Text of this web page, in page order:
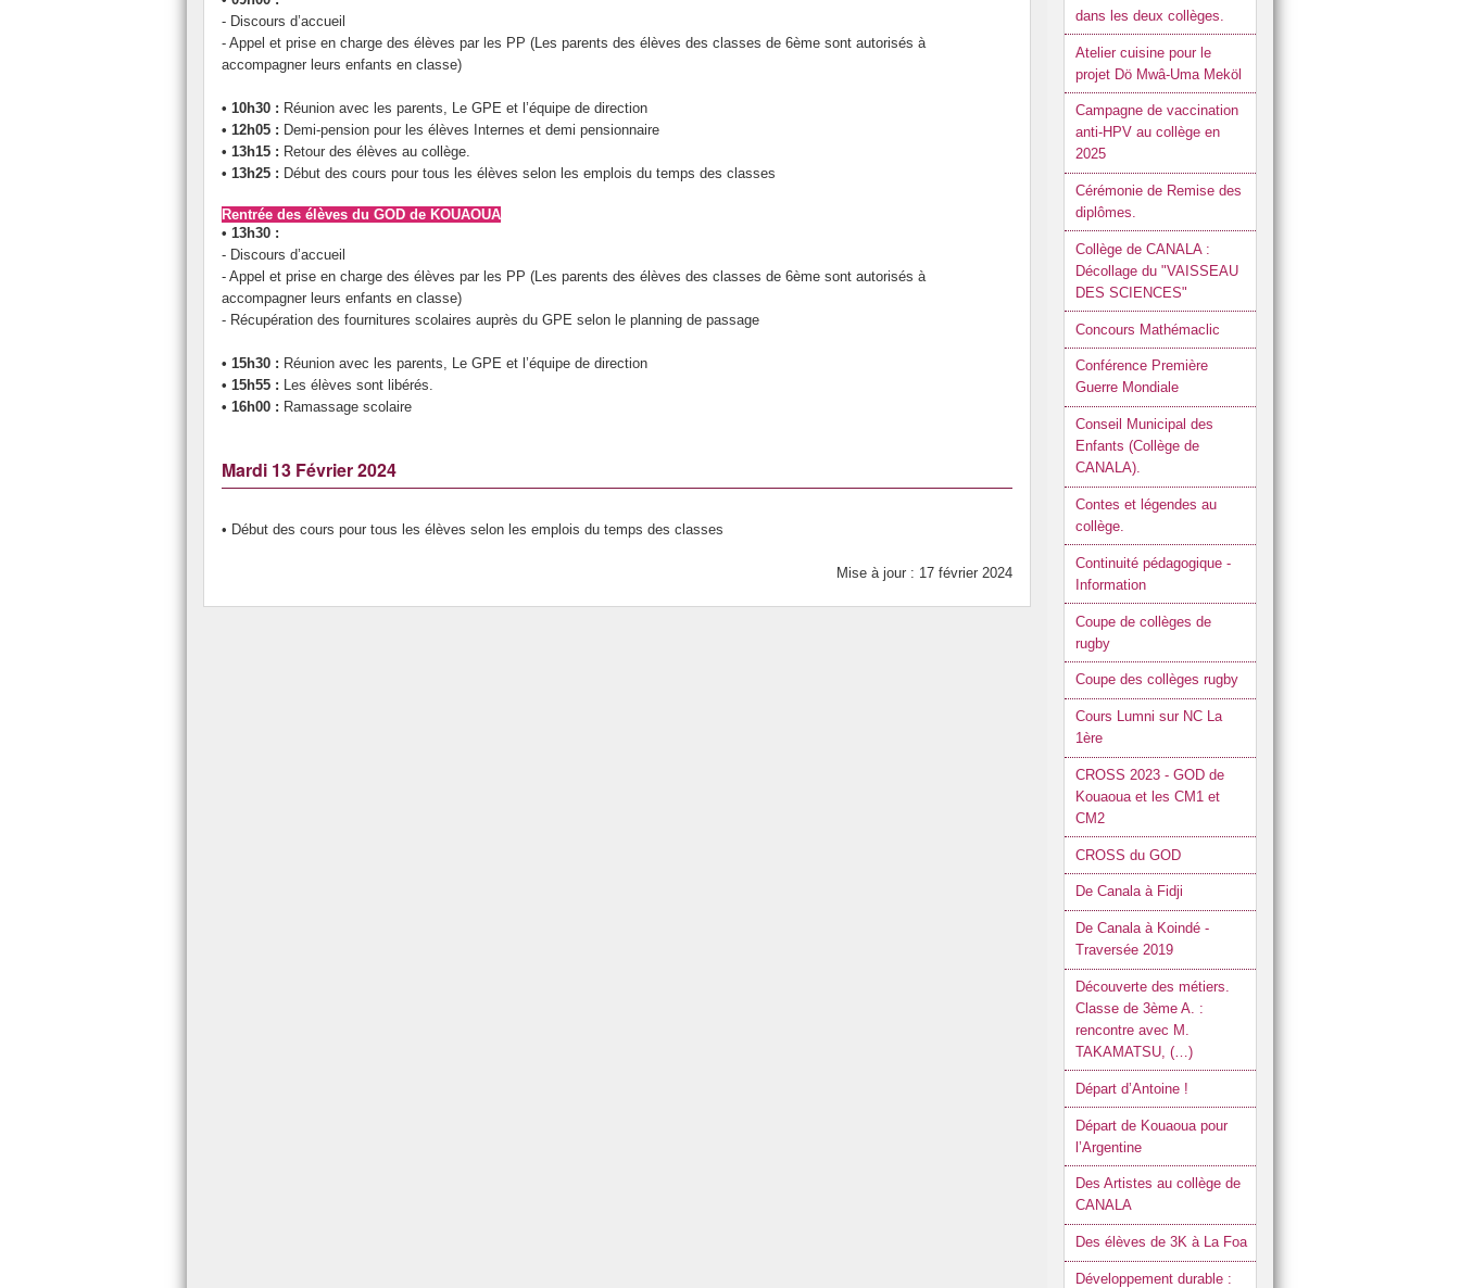
- Discours d’accueil
- Appel et prise en charge des élèves par les PP (Les parents des élèves des classes de 6ème sont autorisés à
accompagner leurs enfants en classe)
• 10h30 : Réunion avec les parents, Le GPE et l’équipe de direction
• 12h05 : Demi-pension pour les élèves Internes et demi pensionnaire
• 13h15 : Retour des élèves au collège.
• 13h25 : Début des cours pour tous les élèves selon les emplois du temps des classes
Rentrée des élèves du GOD de KOUAOUA
• 13h30 :
- Discours d’accueil
- Appel et prise en charge des élèves par les PP (Les parents des élèves des classes de 6ème sont autorisés à
accompagner leurs enfants en classe)
- Récupération des fournitures scolaires auprès du GPE selon le planning de passage
• 15h30 : Réunion avec les parents, Le GPE et l’équipe de direction
• 15h55 : Les élèves sont libérés.
• 16h00 : Ramassage scolaire
Mardi 13 Février 2024
• Début des cours pour tous les élèves selon les emplois du temps des classes
Mise à jour : 17 février 2024
dans les deux collèges.
Atelier cuisine pour le
projet Dö Mwâ-Uma Meköl
Campagne de vaccination
anti-HPV au collège en
2025
Cérémonie de Remise des
diplômes.
Collège de CANALA :
Décollage du "VAISSEAU
DES SCIENCES"
Concours Mathémaclic
Conférence Première
Guerre Mondiale
Conseil Municipal des
Enfants (Collège de
CANALA).
Contes et légendes au
collège.
Continuité pédagogique -
Information
Coupe de collèges de
rugby
Coupe des collèges rugby
Cours Lumni sur NC La
1ère
CROSS 2023 - GOD de
Kouaoua et les CM1 et
CM2
CROSS du GOD
De Canala à Fidji
De Canala à Koindé -
Traversée 2019
Découverte des métiers.
Classe de 3ème A. :
rencontre avec M.
TAKAMATSU, (…)
Départ d’Antoine !
Départ de Kouaoua pour
l’Argentine
Des Artistes au collège de
CANALA
Des élèves de 3K à La Foa
Développement durable :